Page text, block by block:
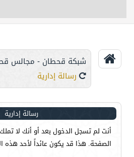
التحكم
شبكة قحطان - مجالس
رسالة إدارية
رسالة إدارية
أنت لم تسجل الدخول بعد أو أنك لا
الصفحة. هذا قد يكون عائداً لأحد هذه